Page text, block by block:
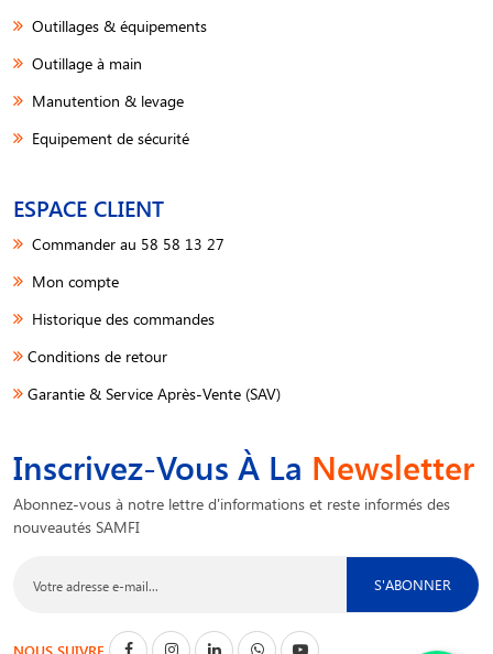
Outillages & équipements
Outillage à main
Manutention & levage
Equipement de sécurité
ESPACE CLIENT
Commander au 58 58 13 27
Mon compte
Historique des commandes
Conditions de retour
Garantie & Service Après-Vente (SAV)
Inscrivez-Vous À La Newsletter
Abonnez-vous à notre lettre d'informations et reste informés des
nouveautés SAMFI
S'ABONNER
NOUS SUIVRE